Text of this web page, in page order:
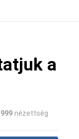
a
999 nézettség